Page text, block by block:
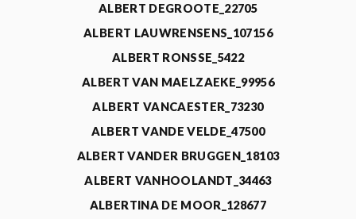
ALBERT DEGROOTE_22705
ALBERT LAUWRENSENS_107156
ALBERT RONSSE_5422
ALBERT VAN MAELZAEKE_99956
ALBERT VANCAESTER_73230
ALBERT VANDE VELDE_47500
ALBERT VANDER BRUGGEN_18103
ALBERT VANHOOLANDT_34463
ALBERTINA DE MOOR_128677